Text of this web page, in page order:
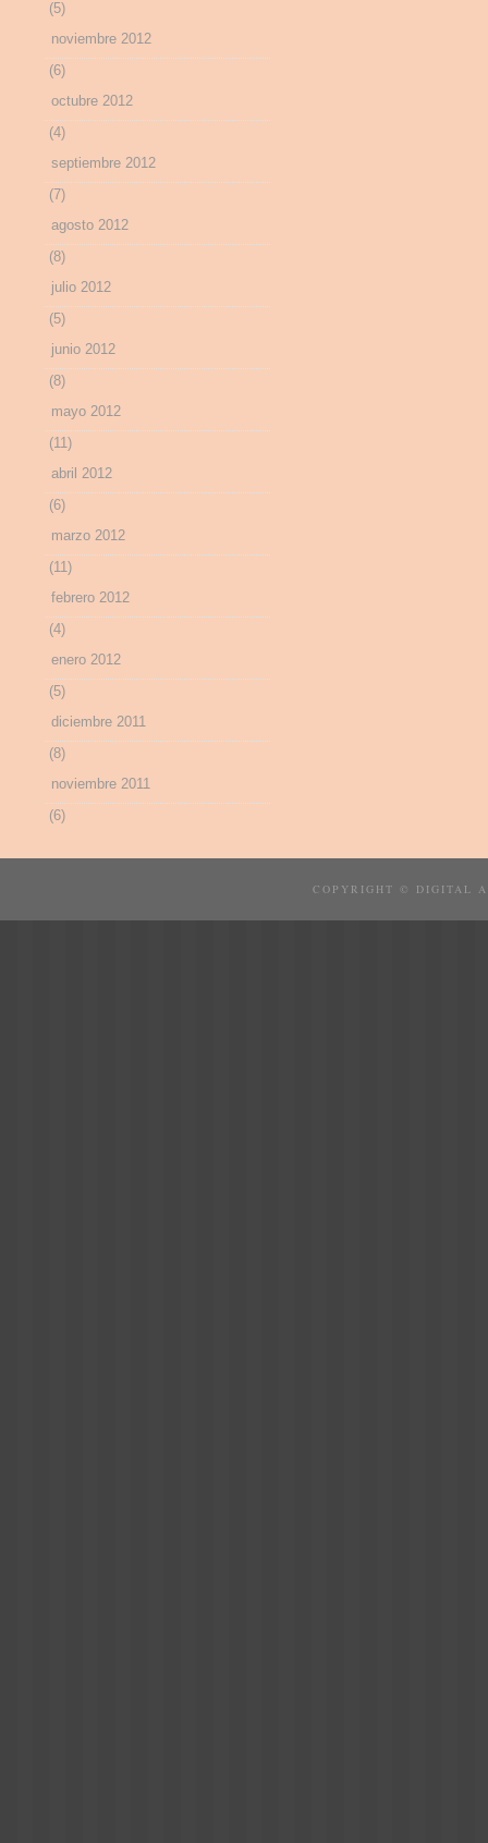
(5)
noviembre 2012
(6)
octubre 2012
(4)
septiembre 2012
(7)
agosto 2012
(8)
julio 2012
(5)
junio 2012
(8)
mayo 2012
(11)
abril 2012
(6)
marzo 2012
(11)
febrero 2012
(4)
enero 2012
(5)
diciembre 2011
(8)
noviembre 2011
(6)
COPYRIGHT © DIGITAL